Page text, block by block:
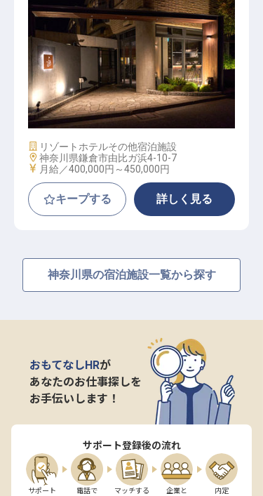
レストラン総料理長候補│月給40～4
5万／残業月平均10h／駅徒歩3分
施設業態
リゾートホテルその他宿泊施設
勤務地
神奈川県鎌倉市由比ガ浜4-10-7
給与
月給／400,000円～450,000円
キープする 詳しく見る
神奈川県の宿泊施設一覧から探す
おもてなしHRが
あなたのお仕事探しを
お手伝いします！
サポート登録後の流れ
サポート
電話で
マッチする
企業と
内定